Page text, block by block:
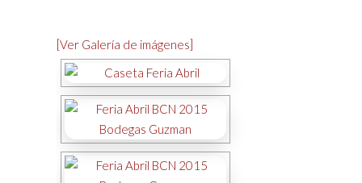
[Ver Galería de imágenes]